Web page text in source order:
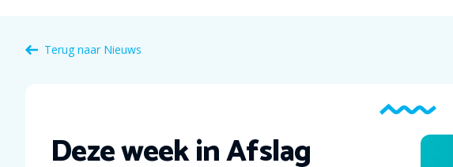
Terug naar Nieuws
Deze week in Afslag